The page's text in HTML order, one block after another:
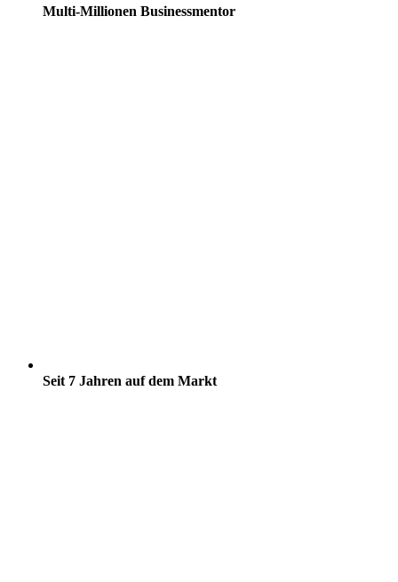
Multi-Millionen Businessmentor
Seit 7 Jahren auf dem Markt